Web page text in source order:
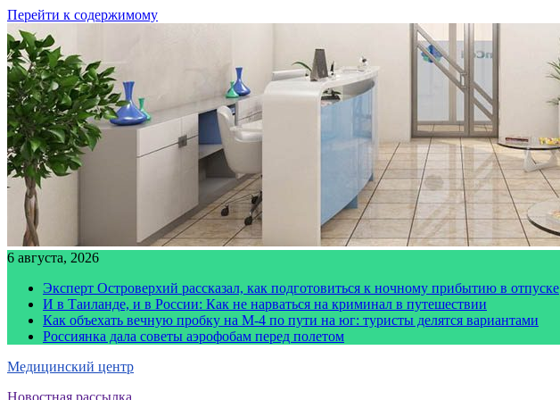
Перейти к содержимому
6 августа, 2026
Эксперт Островерхий рассказал, как подготовиться к ночному прибытию в отпуске
И в Таиланде, и в России: Как не нарваться на криминал в путешествии
Как объехать вечную пробку на М-4 по пути на юг: туристы делятся вариантами
Россиянка дала советы аэрофобам перед полетом
Медицинский центр
Новостная рассылка